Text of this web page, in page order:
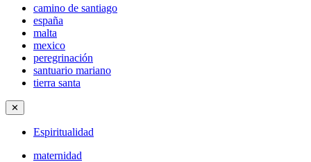
camino de santiago
españa
malta
mexico
peregrinación
santuario mariano
tierra santa
✕
Espiritualidad
maternidad